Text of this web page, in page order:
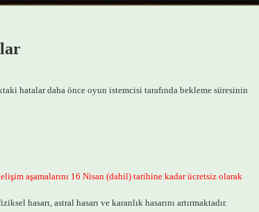
hatalar daha önce oyun istemcisi tarafında bekleme süresinin
aşamalarını 16 Nisan (dahil) tarihine kadar ücretsiz olarak
hasarı, astral hasarı ve karanlık hasarını artırmaktadır.